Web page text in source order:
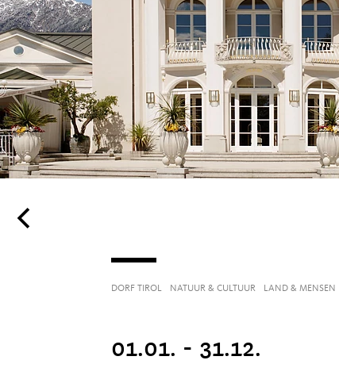
DORF TIROL NATUUR & CULTUUR LAND & MENSEN
01.01. - 31.12.